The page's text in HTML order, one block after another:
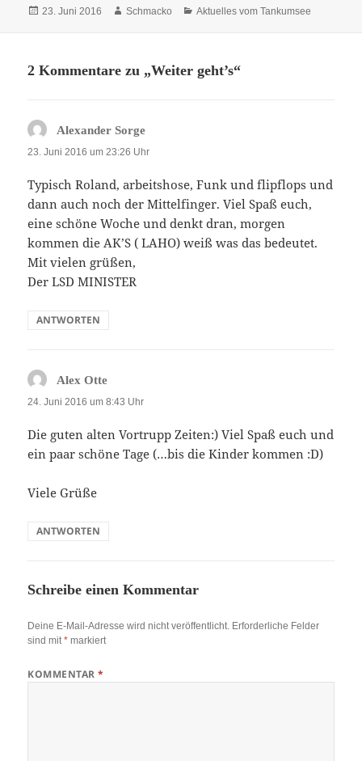
Veröffentlicht
23. Juni 2016 Autor
Schmacko Kategorien
Aktuelles vom Tankumsee
2 Kommentare zu „Weiter geht’s“
Alexander Sorge
23. Juni 2016 um 23:26 Uhr
Typisch Roland, arbeitshose, Funk und flipflops und
dann auch noch der Mittelfinger. Viel Spaß euch,
eine schöne Woche und denkt dran, morgen
kommen die AK’S ( LAHO) weiß was das bedeutet.
Mit vielen grüßen,
Der LSD MINISTER
ANTWORTEN
Alex Otte
24. Juni 2016 um 8:43 Uhr
Die guten alten Vortrupp Zeiten:) Viel Spaß euch und
ein paar schöne Tage (…bis die Kinder kommen :D)
Viele Grüße
ANTWORTEN
Schreibe einen Kommentar
Deine E-Mail-Adresse wird nicht veröffentlicht. Erforderliche Felder
sind mit* markiert
KOMMENTAR*